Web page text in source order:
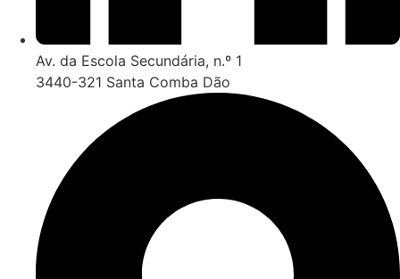
Av. da Escola Secundária, n.º 1
3440-321 Santa Comba Dão